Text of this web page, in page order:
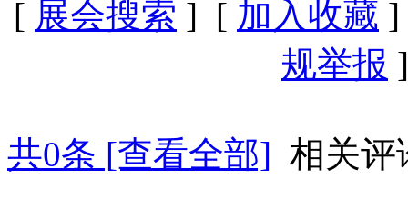
[ 展会搜索 ] [ 加入收藏
规举报
共0条 [查看全部] 相关评